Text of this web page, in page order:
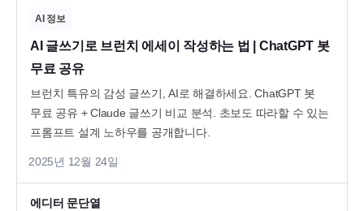
AI 정보
AI 글쓰기로 브런치 에세이 작성하는 법 | ChatGPT 봇
무료 공유
브런치 특유의 감성 글쓰기, AI로 해결하세요. ChatGPT 봇
무료 공유 + Claude 글쓰기 비교 분석. 초보도 따라할 수 있는
프롬프트 설계 노하우를 공개합니다.
2025년 12월 24일
에디터 문단열